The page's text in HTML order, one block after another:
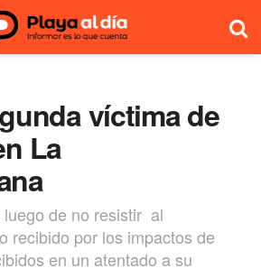
víctima de
La
de no resistir al
recibido por los impactos de
en un atentado a su